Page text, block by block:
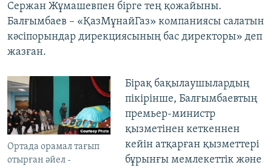
Сержан Жұмашевпен бірге тең қожайыны.
Балғымбаев – «ҚазМұнайГаз» компаниясы салатын
кәсіпорындар дирекциясының бас директоры» деп
жазған.
Ортада орамал тағып
отырған әйел -
Бірақ бақылаушылардың
пікірінше, Балғымбаевтың
премьер-министр
қызметінен кеткеннен
кейін атқарған қызметтері
бұрынғы мемлекеттік және